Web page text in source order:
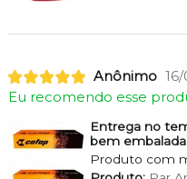
Anônimo 16/
Eu recomendo esse
Entrega no
bem
Produto com